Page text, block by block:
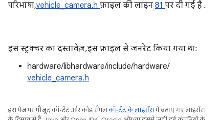
परिभाषा,vehicle_camera.h फ़ाइल की लाइन 81 पर दी गई है .
इस स्ट्रक्चर का दस्तावेज़, इस फ़ाइल से जनरेट किया गया था:
hardware/libhardware/include/hardware/
vehicle_camera.h
इस पेज पर मौजूद कॉन्टेंट और कोड सैंपलकॉन्टेंट के लाइसेंसमें बताए गए लाइसेंस